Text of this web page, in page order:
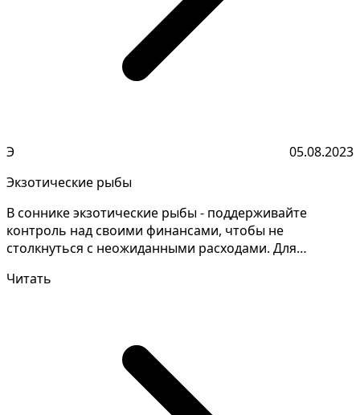
Э
05.08.2023
Экзотические рыбы
В соннике экзотические рыбы - поддерживайте
контроль над своими финансами, чтобы не
столкнуться с неожиданными расходами. Для
Читать